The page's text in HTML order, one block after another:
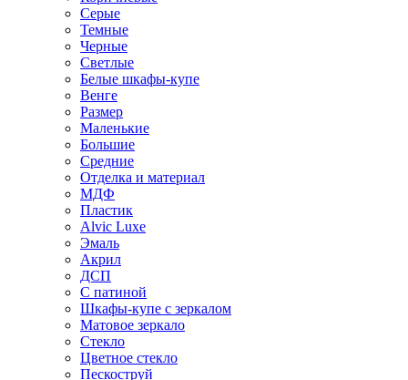
Серые
Темные
Черные
Светлые
Белые шкафы-купе
Венге
Размер
Маленькие
Большие
Средние
Отделка и материал
МДФ
Пластик
Alvic Luxe
Эмаль
Акрил
ДСП
С патиной
Шкафы-купе с зеркалом
Матовое зеркало
Стекло
Цветное стекло
Пескоструй